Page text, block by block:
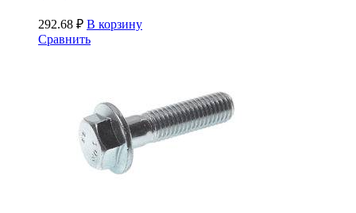
292.68 ₽ В корзину
Сравнить